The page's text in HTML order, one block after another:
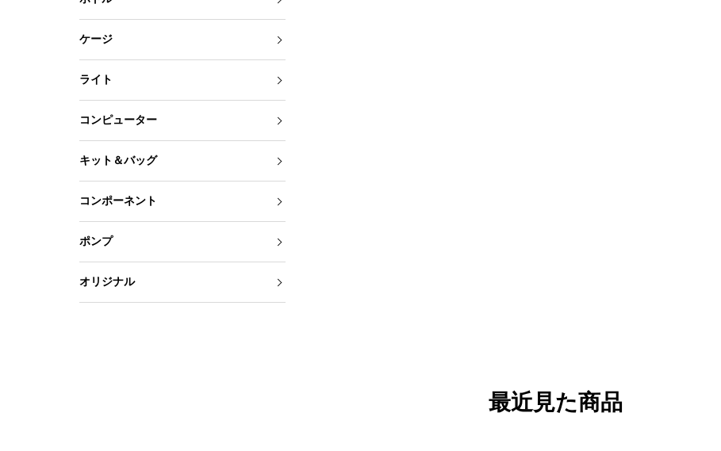
ケージ
ライト
コンピューター
キット＆バッグ
コンポーネント
ポンプ
オリジナル
最近見た商品